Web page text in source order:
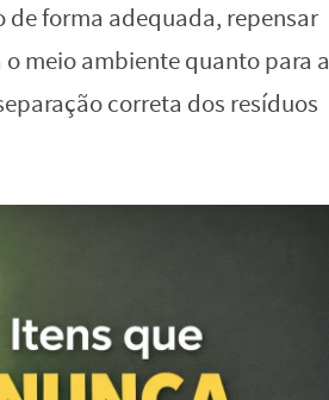
de forma adequada, repensar
meio ambiente quanto para a
correta dos resíduos